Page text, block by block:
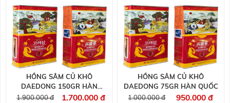
HỒNG SÂM CỦ KHÔ
DAEDONG 150GR HÀN
QUỐC
1.900.000 đ 1.700.000 đ
HỒNG SÂM CỦ KHÔ
DAEDONG 75GR HÀN QUỐC
1.000.000 đ
950.000 đ